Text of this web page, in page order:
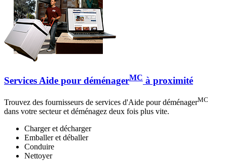
Services Aide pour déménagerMC à proximité
Trouvez des fournisseurs de services d'Aide pour déménagerMC
dans votre secteur et déménagez deux fois plus vite.
Charger et décharger
Emballer et déballer
Conduire
Nettoyer